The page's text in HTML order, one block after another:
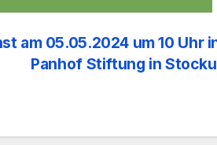
am 05.05.2024 um 10 Uhr
Panhof Stiftung in